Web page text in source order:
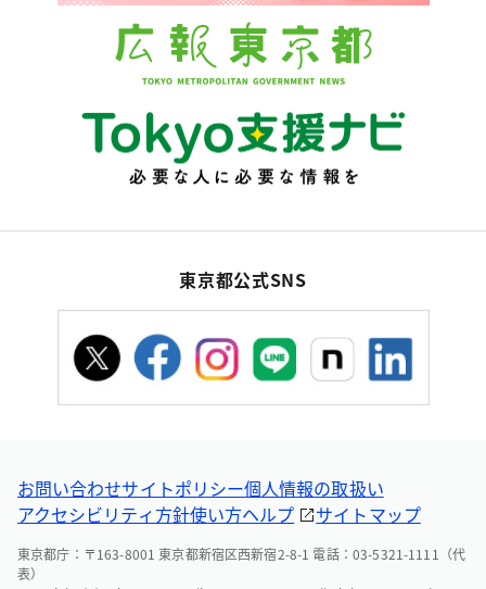
東京都公式SNS
お問い合わせサイトポリシー個人情報の取扱い
アクセシビリティ方針使い方ヘルプ サイトマップ
東京都庁：〒163-8001 東京都新宿区西新宿2-8-1 電話：03-5321-1111（代
表）